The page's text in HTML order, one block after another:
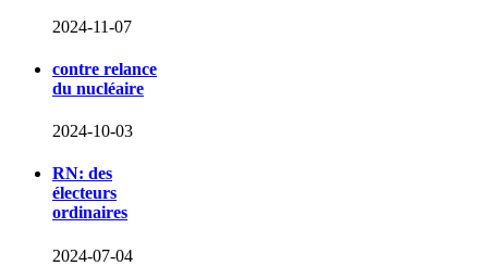
2024-11-07
contre relance
du nucléaire
2024-10-03
RN: des
électeurs
ordinaires
2024-07-04